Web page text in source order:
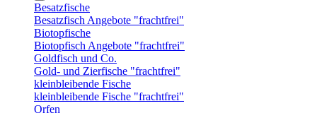
Besatzfische
Besatzfisch Angebote "frachtfrei"
Biotopfische
Biotopfisch Angebote "frachtfrei"
Goldfisch und Co.
Gold- und Zierfische "frachtfrei"
kleinbleibende Fische
kleinbleibende Fische "frachtfrei"
Orfen